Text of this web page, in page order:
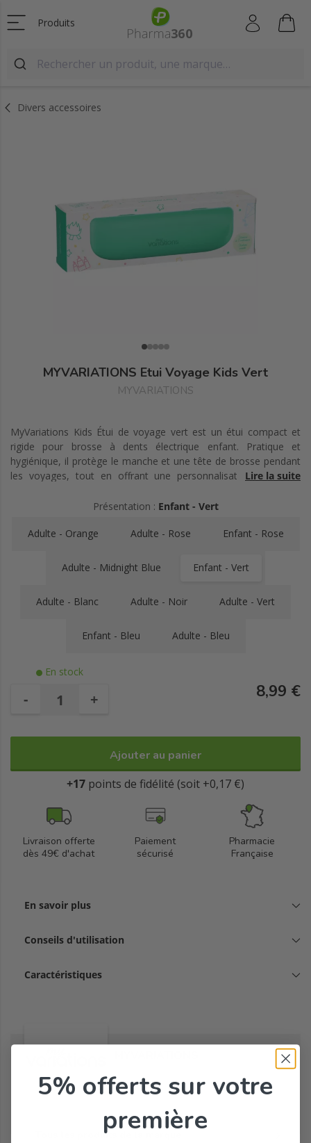
Produits
Divers accessoires
MYVARIATIONS Etui Voyage Kids Vert
MYVARIATIONS
MyVariations Kids Étui de voyage vert est un étui compact et
rigide pour brosse à dents électrique enfant. Pratique et
hygiénique, il protège le manche et une tête de brosse pendant
les voyages, tout en offrant une personnalisation avec des
Lire la suite
Présentation : Enfant - Vert
Adulte - Orange Adulte - Rose Enfant - Rose
Adulte - Midnight Blue Enfant - Vert
Adulte - Blanc Adulte - Noir Adulte - Vert
Enfant - Bleu Adulte - Bleu
En stock
- + 8,99 €
Ajouter au panier
+17 points de fidélité (soit +0,17 €)
Livraison offerte
dès 49€ d'achat
Paiement
sécurisé
Pharmacie
Française
En savoir plus
Conseils d'utilisation
Caractéristiques
Tous les produits de la marque
5% offerts sur votre
première